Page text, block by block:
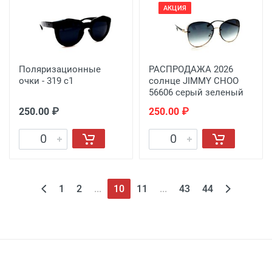
Поляризационные
очки - 319 с1
250.00 ₽
АКЦИЯ
РАСПРОДАЖА 2026
солнце JIMMY CHOO
56606 серый зеленый
250.00 ₽
1 2 ... 10 11 ... 43 44